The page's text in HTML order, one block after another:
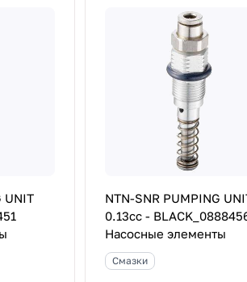
UNIT
NTN-SNR PUMPING
0.13cc -
Насосные элементы
Смазки